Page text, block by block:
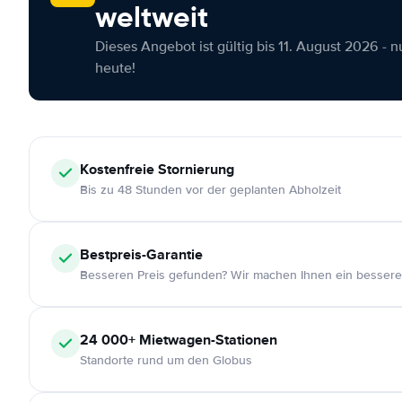
weltweit
Dieses Angebot ist gültig bis 11. August 2026 -
heute!
KostenfreieStornierung
Bis zu 48 Stunden vor der geplanten Abholzeit
Bestpreis-Garantie
Besseren Preis gefunden? Wir machen Ihnen ein
24 000+ Mietwagen-Stationen
Standorte rund um den Globus